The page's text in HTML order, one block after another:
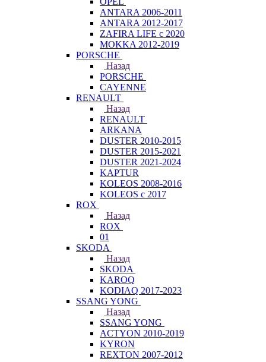
ANTARA 2006-2011
ANTARA 2012-2017
ZAFIRA LIFE с 2020
MOKKA 2012-2019
PORSCHE
Назад
PORSCHE
CAYENNE
RENAULT
Назад
RENAULT
ARKANA
DUSTER 2010-2015
DUSTER 2015-2021
DUSTER 2021-2024
KAPTUR
KOLEOS 2008-2016
KOLEOS с 2017
ROX
Назад
ROX
01
SKODA
Назад
SKODA
KAROQ
KODIAQ 2017-2023
SSANG YONG
Назад
SSANG YONG
ACTYON 2010-2019
KYRON
REXTON 2007-2012